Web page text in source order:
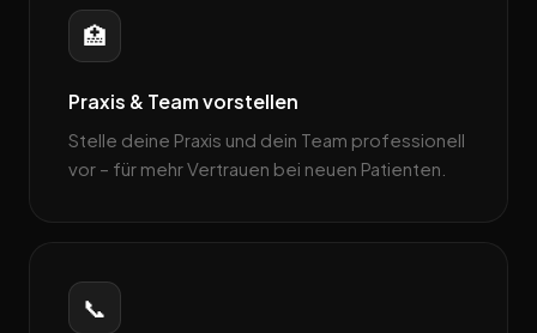
🏥
Praxis & Team vorstellen
Stelle deine Praxis und dein Team professionell
vor – für mehr Vertrauen bei neuen Patienten.
📞